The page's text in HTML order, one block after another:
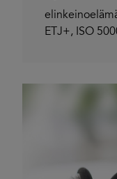
ETJ+, ISO